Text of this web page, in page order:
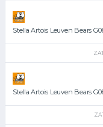
Stella Artois Leuven Bears
Stella Artois Leuven Bears